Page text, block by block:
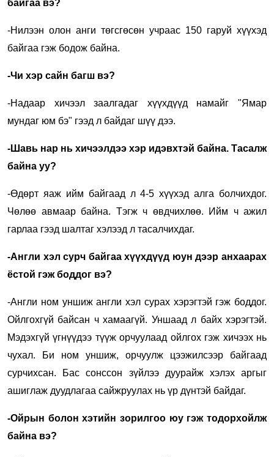
байгаа вэ?
-Нилээн олон анги төгсгөсөн учраас 150 гаруй хүүхэд
байгаа гэж бодож байна.
-Чи хэр сайн багш вэ?
-Надаар хичээл заалгадаг хүүхдүүд намайг "Ямар
мундаг юм бэ" гээд л байдаг шүү дээ.
-Шавь нар нь хичээлдээ хэр идэвхтэй байна. Тасалж
байна уу?
-Өдөрт яаж ийм байгаад л 4-5 хүүхэд алга болчихдог.
Чөлөө авмаар байна. Тэгж ч өвдчихлөө. Ийм ч ажил
гарлаа гээд шалтаг хэлээд л тасалчихдаг.
-Англи хэл сурч байгаа хүүхдүүд юун дээр анхаарах
ёстой гэж боддог вэ?
-Англи ном уншиж англи хэл сурах хэрэгтэй гэж боддог.
Ойлгохгүй байсан ч хамаагүй. Уншаад л байх хэрэгтэй.
Мэдэхгүй үгнүүдээ түүж орчуулаад ойлгох гэж хичээх нь
чухал. Би ном уншиж, орчуулж цээжилсээр байгаад
сурчихсан. Бас сонссон зүйлээ дуурайж хэлэх аргыг
ашиглаж дуудлагаа сайжруулах нь үр дүнтэй байдаг.
-Ойрын болон хэтийн зорилгоо юу гэж тодорхойлж
байна вэ?